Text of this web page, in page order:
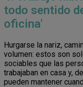
todo sentido
oficina'
Hurgarse la nariz,
volumen: estos son
sociables que las
trabajaban en casa y,
pueden mantener